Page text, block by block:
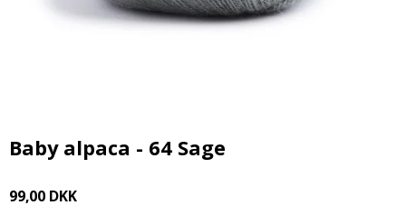
Baby alpaca - 64 Sage
99,00 DKK